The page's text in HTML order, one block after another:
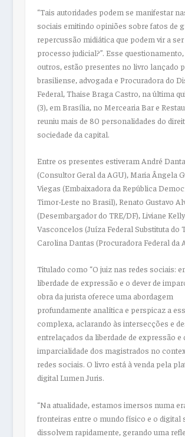
“Tais autoridades podem se manifestar
sociais emitindo opiniões sobre fatos de
repercussão midiática que podem vir a
processo judicial?”. Esse
outros, estão presentes no livro lançado
brasiliense, advogada e Procuradora do
Federal, Thaise Braga Castro, na última
(3), em Brasília, no Mercearia Bar e
reuniu mais de 80 personalidades do
sociedade da capital.
Entre os presentes estiveram André
(Consultor Geral da AGU), Maria Ângela
Viegas (Embaixadora da República
Timor-Leste no Brasil), Renato Gustavo
(Desembargador do TRE/DF), Liviane
Vasconcelos (Juíza Federal Substituta do
Carolina Dantas (Procuradora Federal da
Titulado como “O juiz nas redes sociais:
liberdade de expressão e o dever de
obra da jurista oferece uma abordagem
profundamente analítica e perspicaz a
complexa, aclarando às intersecções e
entrelaçados da liberdade de expressão e
imparcialidade dos magistrados no
redes sociais. O livro está à venda pela
digital Lumen Juris.
“Na atualidade, estamos imersos numa
fronteiras entre o mundo físico e o digital
dissolvem rapidamente, gerando uma